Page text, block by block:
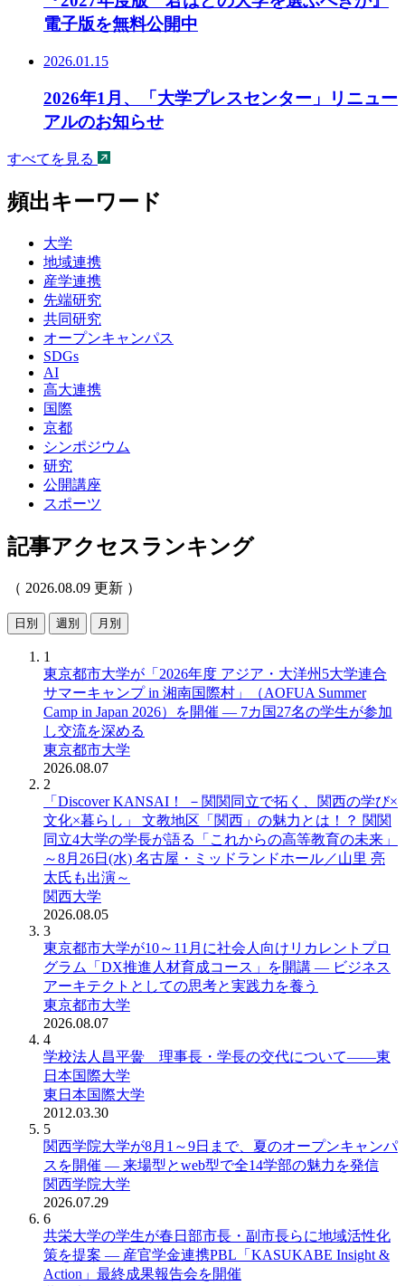
電子版を無料公開中
2026.01.15
2026年1月、「大学プレスセンター」リニュー
アルのお知らせ
すべてを見る
頻出キーワード
大学
地域連携
産学連携
先端研究
共同研究
オープンキャンパス
SDGs
AI
高大連携
国際
京都
シンポジウム
研究
公開講座
スポーツ
記事アクセスランキング
（ 2026.08.09 更新 ）
日別 週別 月別
1
東京都市大学が「2026年度 アジア・大洋州5大学連合
サマーキャンプ in 湘南国際村」（AOFUA Summer
Camp in Japan 2026）を開催 ― 7カ国27名の学生が参加
し交流を深める
東京都市大学
2026.08.07
2
「Discover KANSAI！ －関関同立で拓く、関西の学び×
文化×暮らし」 文教地区「関西」の魅力とは！？ 関関
同立4大学の学長が語る「これからの高等教育の未来」
～8月26日(水) 名古屋・ミッドランドホール／山里 亮
太氏も出演～
関西大学
2026.08.05
3
東京都市大学が10～11月に社会人向けリカレントプロ
グラム「DX推進人材育成コース」を開講 ― ビジネス
アーキテクトとしての思考と実践力を養う
東京都市大学
2026.08.07
4
学校法人昌平黌 理事長・学長の交代について――東
日本国際大学
東日本国際大学
2012.03.30
5
関西学院大学が8月1～9日まで、夏のオープンキャンパ
スを開催 ― 来場型とweb型で全14学部の魅力を発信
関西学院大学
2026.07.29
6
共栄大学の学生が春日部市長・副市長らに地域活性化
策を提案 ― 産官学金連携PBL「KASUKABE Insight &
Action」最終成果報告会を開催